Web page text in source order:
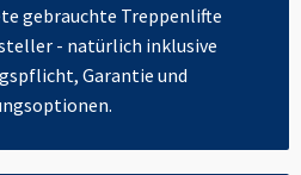
gebrauchte Treppenlifte
- natürlich inklusive
Garantie und